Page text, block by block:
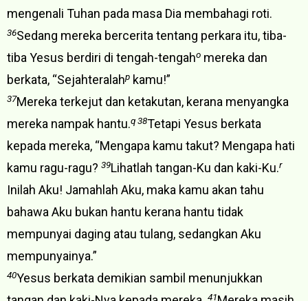
mengenali Tuhan pada masa Dia membahagi roti.
36Sedang mereka bercerita tentang perkara itu, tiba-
tiba Yesus berdiri di tengah-tengaho mereka dan
berkata, “Sejahteralahp kamu!”
37Mereka terkejut dan ketakutan, kerana menyangka
mereka nampak hantu.q 38Tetapi Yesus berkata
kepada mereka, “Mengapa kamu takut? Mengapa hati
kamu ragu-ragu? 39Lihatlah tangan-Ku dan kaki-Ku.r
Inilah Aku! Jamahlah Aku, maka kamu akan tahu
bahawa Aku bukan hantu kerana hantu tidak
mempunyai daging atau tulang, sedangkan Aku
mempunyainya.”
40Yesus berkata demikian sambil menunjukkan
41